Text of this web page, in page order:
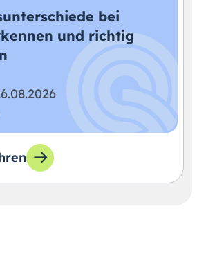
bei
und richtig